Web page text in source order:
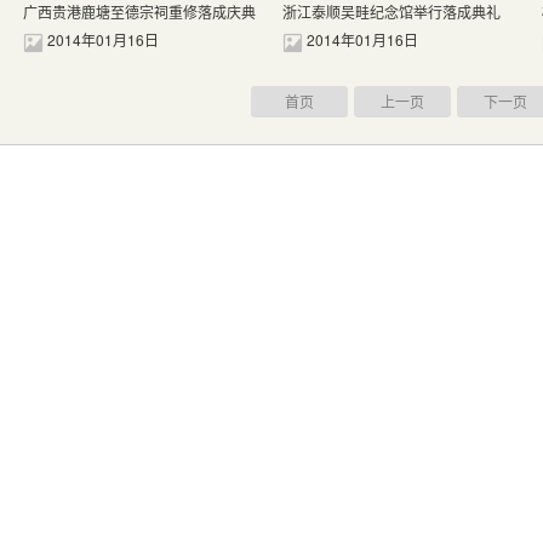
广西贵港鹿塘至德宗祠重修落成庆典
2014年01月16日
浙江泰顺吴畦纪念馆举行落成典礼
2014年01月16日